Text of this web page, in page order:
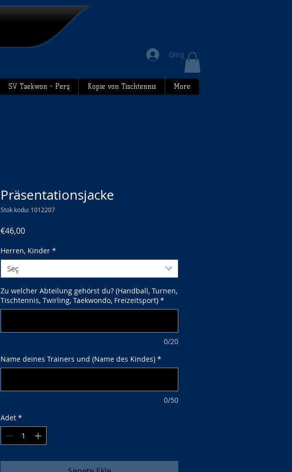
Giriş
SV Taekwon - Perş Kopie von Tischtennis More
Präsentationsjacke
Stok kodu: 1012207
€46,00Fiyat
Herren, Kinder *
Seç
Zu welcher Abteilung gehörst du? (Handball, Turnen,
Tischtennis, Twirling, Taekwondo, Freizeitsport) *
0/20
Name deines Trainers und (Name des Kindes) *
0/50
Adet *